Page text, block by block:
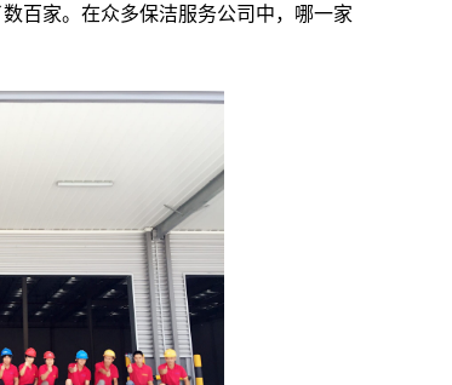
百家。在众多保洁服务公司中，哪一家